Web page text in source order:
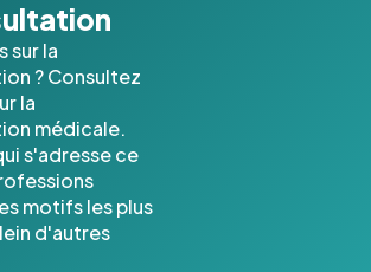
sur la
? Consultez
la
médicale.
s'adresse ce
motifs les plus
d'autres